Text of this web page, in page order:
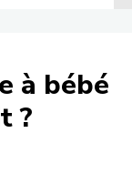
à bébé
?